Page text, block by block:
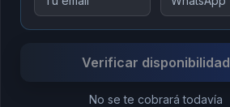
Verificar disponibilidad
No se te cobrará todavía